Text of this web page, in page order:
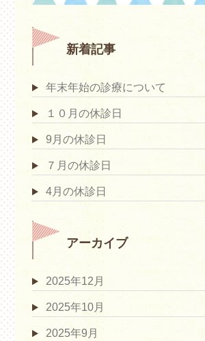
新着記事
年末年始の診療について
１０月の休診日
9月の休診日
７月の休診日
4月の休診日
アーカイブ
2025年12月
2025年10月
2025年9月